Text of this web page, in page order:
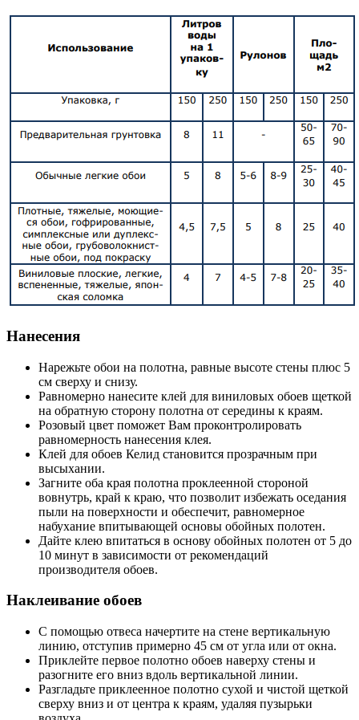
Нанесения
Нарежьте обои на полотна, равные высоте стены плюс 5
см сверху и снизу.
Равномерно нанесите клей для виниловых обоев щеткой
на обратную сторону полотна от середины к краям.
Розовый цвет поможет Вам проконтролировать
равномерность нанесения клея.
Клей для обоев Келид становится прозрачным при
высыхании.
Загните оба края полотна проклеенной стороной
вовнутрь, край к краю, что позволит избежать оседания
пыли на поверхности и обеспечит, равномерное
набухание впитывающей основы обойных полотен.
Дайте клею впитаться в основу обойных полотен от 5 до
10 минут в зависимости от рекомендаций
производителя обоев.
Наклеивание обоев
С помощью отвеса начертите на стене вертикальную
линию, отступив примерно 45 см от угла или от окна.
Приклейте первое полотно обоев наверху стены и
разогните его вниз вдоль вертикальной линии.
Разгладьте приклеенное полотно сухой и чистой щеткой
сверху вниз и от центра к краям, удаляя пузырьки